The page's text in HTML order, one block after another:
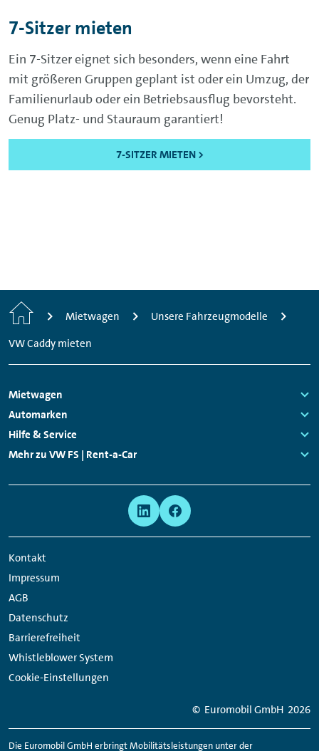
7-Sitzer mieten
Ein 7-Sitzer eignet sich besonders, wenn eine Fahrt
mit größeren Gruppen geplant ist oder ein Umzug, der
Familienurlaub oder ein Betriebsausflug bevorsteht.
Genug Platz- und Stauraum garantiert!
7-SITZER MIETEN >
Start Mietwagen
Unsere Fahrzeugmodelle
VW Caddy mieten
Footer
Navigation
Mietwagen
Links:
Automarken
Links:
Hilfe & Service
Links:
Mehr zu VW FS | Rent-a-Car
Kontakt
Impressum
AGB
Datenschutz
Barrierefreiheit
Whistleblower System
Cookie-Einstellungen
Network
Links
© Euromobil GmbH 2026
Die Euromobil GmbH erbringt Mobilitätsleistungen unter der